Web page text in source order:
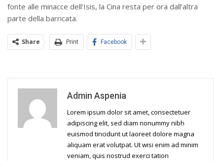
fonte alle minacce dell’Isis, la Cina resta per ora dall’altra
parte della barricata.
Share Print Facebook
Admin Aspenia
Lorem ipsum dolor sit amet, consectetuer
adipiscing elit, sed diam nonummy nibh
euismod tincidunt ut laoreet dolore magna
aliquam erat volutpat. Ut wisi enim ad minim
veniam, quis nostrud exerci tation